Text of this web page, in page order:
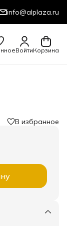
info@alplaza.ru
ВойтиКорзина
В избранное